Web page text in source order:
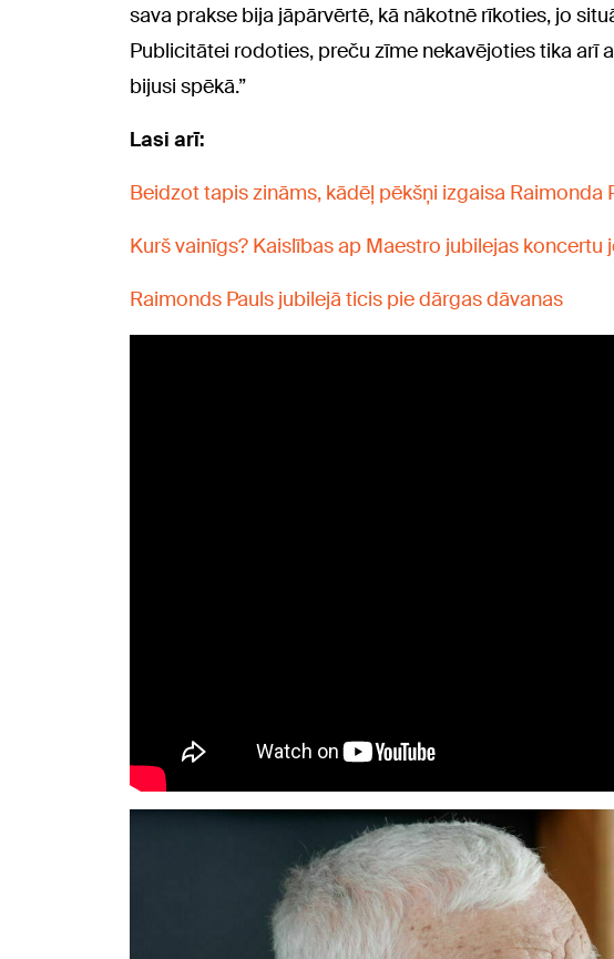
sava prakse bija jāpārvērtē, kā nākotnē rīkoties, jo
Publicitātei rodoties, preču zīme nekavējoties tika arī
bijusi spēkā.”
Lasi arī:
Beidzot tapis zināms, kādēļ pēkšņi izgaisa Raimonda
Kurš vainīgs? Kaislības ap Maestro jubilejas koncertu
Raimonds Pauls jubilejā ticis pie dārgas dāvanas